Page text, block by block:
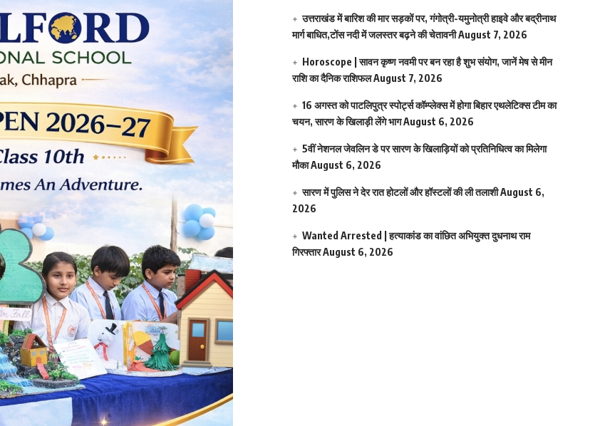
उत्तराखंड में बारिश की मार सड़कों पर, गंगोत्री-यमुनोत्री हाइवे और बद्रीनाथ
मार्ग बाधित,टोंस नदी में जलस्तर बढ़ने की चेतावनीAugust 7, 2026
Horoscope | सावन कृष्ण नवमी पर बन रहा है शुभ संयोग, जानें मेष से मीन
राशि का दैनिक राशिफलAugust 7, 2026
16 अगस्त को पाटलिपुत्र स्पोर्ट्स कॉम्प्लेक्स में होगा बिहार एथलेटिक्स टीम का
चयन, सारण के खिलाड़ी लेंगे भागAugust 6, 2026
5वीं नेशनल जेवलिन डे पर सारण के खिलाड़ियों को प्रतिनिधित्व का मिलेगा
मौकाAugust 6, 2026
सारण में पुलिस ने देर रात होटलों और हॉस्टलों की ली तलाशीAugust 6,
2026
Wanted Arrested | हत्याकांड का वांछित अभियुक्त दुधनाथ राम
गिरफ्तारAugust 6, 2026